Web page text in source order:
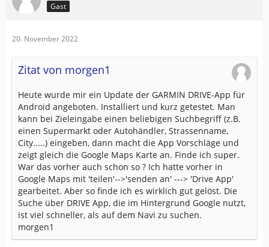
Gast
20. November 2022
Zitat von morgen1
Heute wurde mir ein Update der GARMIN DRIVE-App für
Android angeboten. Installiert und kurz getestet. Man
kann bei Zieleingabe einen beliebigen Suchbegriff (z.B.
einen Supermarkt oder Autohändler, Strassenname,
City.....) eingeben, dann macht die App Vorschläge und
zeigt gleich die Google Maps Karte an. Finde ich super.
War das vorher auch schon so ? Ich hatte vorher in
Google Maps mit 'teilen'-->'senden an' ---> 'Drive App'
gearbeitet. Aber so finde ich es wirklich gut gelöst. Die
Suche über DRIVE App, die im Hintergrund Google nutzt,
ist viel schneller, als auf dem Navi zu suchen.
morgen1